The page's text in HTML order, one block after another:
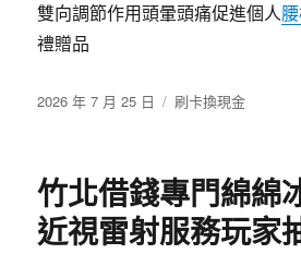
雙向調節作用頭暈頭痛促進個人
禮贈品
發
2026 年 7 月 25 日
分
刷卡換現金
竹北借錢專門綿綿
近視雷射服務玩家